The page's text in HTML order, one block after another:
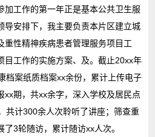
加工作的第一年正是基本公共卫生服
导安排下，我主要负责本片区建立城
重性精神疾病患者管理服务项目工
目工作的实施方案、及。截止20xx年
档案纸质档案xx余份，累计上传电子
xx期，共xx余字，深入学校及居民点
共计300余人次聆听了讲座；筛查重
3轮随访，累计随访xx人次。